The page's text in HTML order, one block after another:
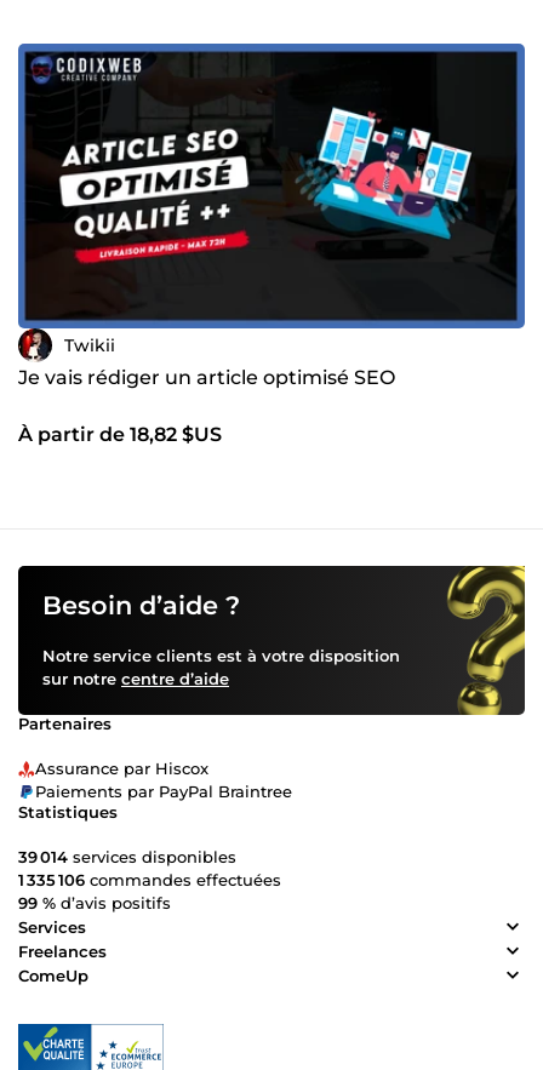
Twikii
Je vais rédiger un article optimisé SEO
À partir de 18,82 $US
Besoin d’aide ?
Notre service clients est à votre disposition
sur notre centre d’aide
Partenaires
Assurance par Hiscox
Paiements par PayPal Braintree
Statistiques
39 014 services disponibles
1 335 106 commandes effectuées
99 % d’avis positifs
Services
Freelances
ComeUp